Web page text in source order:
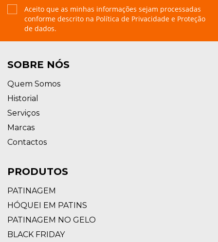
Aceito que as minhas informações sejam processadas
conforme descrito na Política de Privacidade e Proteção
de dados.
SOBRE NÓS
Quem Somos
Historial
Serviços
Marcas
Contactos
PRODUTOS
PATINAGEM
HÓQUEI EM PATINS
PATINAGEM NO GELO
BLACK FRIDAY